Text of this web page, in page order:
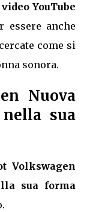
video YouTube
anche
come si
sonora.
Nuova
sua
Volkswagen
sua forma